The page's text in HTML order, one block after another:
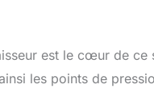
est le cœur de
les points de